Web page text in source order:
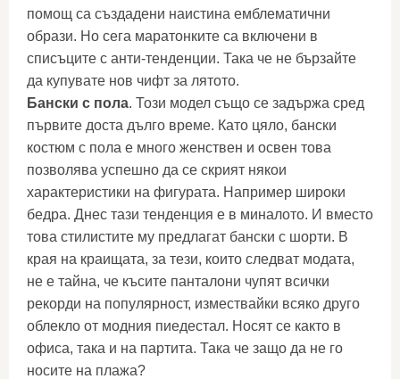
помощ са създадени наистина емблематични
образи. Но сега маратонките са включени в
списъците с анти-тенденции. Така че не бързайте
да купувате нов чифт за лятото.
Бански с пола. Този модел също се задържа сред
първите доста дълго време. Като цяло, бански
костюм с пола е много женствен и освен това
позволява успешно да се скрият някои
характеристики на фигурата. Например широки
бедра. Днес тази тенденция е в миналото. И вместо
това стилистите му предлагат бански с шорти. В
края на краищата, за тези, които следват модата,
не е тайна, че късите панталони чупят всички
рекорди на популярност, измествайки всяко друго
облекло от модния пиедестал. Носят се както в
офиса, така и на партита. Така че защо да не го
носите на плажа?